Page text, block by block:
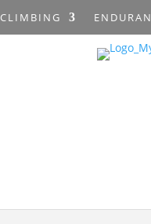
CLIMBING